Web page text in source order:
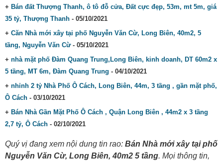
+ Bán đất Thượng Thanh, ô tô đỗ cửa, Đất cực đẹp, 53m, mt 5m, giá
35 tỷ, Thượng Thanh - 05/10/2021
+ Căn Nhà mới xây tại phố Nguyễn Văn Cừ, Long Biên, 40m2, 5
tầng, Nguyễn Văn Cừ- 05/10/2021
+ nhà mặt phố Đàm Quang Trung,Long Biên, kinh doanh, DT 60m2 x
5 tầng, MT 6m, Đàm Quang Trung - 04/10/2021
+ nhỉnh 2 tỷ Nhà Phố Ô Cách, Long Biên, 44m, 3 tầng , gần mặt phố,
Ô Cách - 03/10/2021
+ Bán Nhà Gần Mặt Phố Ô Cách , Quận Long Biên , 44m2 x 3 tầng
2,7 tỷ, Ô Cách - 02/10/2021
Quý vị đang xem nội dung tin rao: Bán Nhà mới xây tại phố
Nguyễn Văn Cừ, Long Biên, 40m2 5 tầng. Mọi thông tin,